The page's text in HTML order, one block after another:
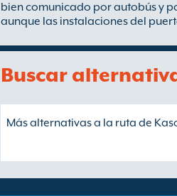
bien comunicado por autobús y
aunque las instalaciones del
Buscar
Más alternativas a la ruta de